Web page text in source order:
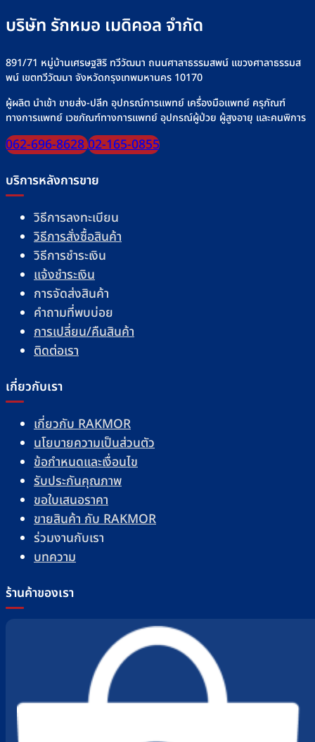
บริษัท รักหมอ เมดิคอล จำกัด
891/71 หมู่บ้านเศรษฐสิริ ทวีวัฒนา ถนนศาลาธรรมสพน์ แขวงศาลาธรรมส
พน์ เขตทวีวัฒนา จังหวัดกรุงเทพมหานคร 10170
ผู้ผลิต นำเข้า ขายส่ง-ปลีก อุปกรณ์การแพทย์ เครื่องมือแพทย์ ครุภัณฑ์
ทางการแพทย์ เวชภัณฑ์ทางการแพทย์ อุปกรณ์ผู้ป่วย ผู้สูงอายุ และคนพิการ
062-696-862802-165-0855
บริการหลังการขาย
วิธีการลงทะเบียน
วิธีการสั่งซื้อสินค้า
วิธีการชำระเงิน
แจ้งชำระเงิน
การจัดส่งสินค้า
คำถามที่พบบ่อย
การเปลี่ยน/คืนสินค้า
ติดต่อเรา
เกี่ยวกับเรา
เกี่ยวกับ RAKMOR
นโยบายความเป็นส่วนตัว
ข้อกำหนดและเงื่อนไข
รับประกันคุณภาพ
ขอใบเสนอราคา
ขายสินค้า กับ RAKMOR
ร่วมงานกับเรา
บทความ
ร้านค้าของเรา